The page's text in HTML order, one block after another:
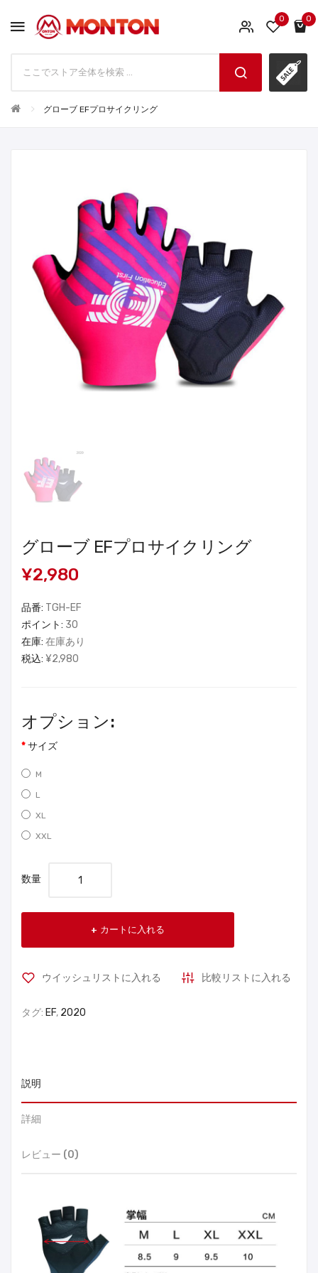
0 0
グローブ EFプロサイクリング
グローブ EFプロサイクリング
¥2,980
品番: TGH-EF
ポイント: 30
在庫: 在庫あり
税込: ¥2,980
オプション:
サイズ
M
L
XL
XXL
数量
カートに入れる
ウイッシュリストに入れる 比較リストに入れる
タグ: EF, 2020
説明
詳細
レビュー (0)